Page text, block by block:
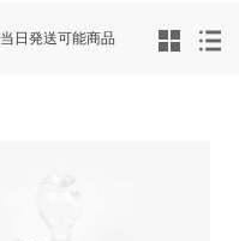
当日発送可能商品